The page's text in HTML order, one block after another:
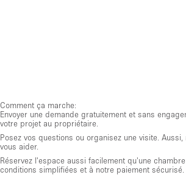
Comment ça marche:
Envoyer une demande gratuitement et sans
votre projet au propriétaire.
Posez vos questions ou organisez une visite.
vous aider.
Réservez l'espace aussi facilement qu'une
conditions simplifiées et à notre paiement sécurisé.